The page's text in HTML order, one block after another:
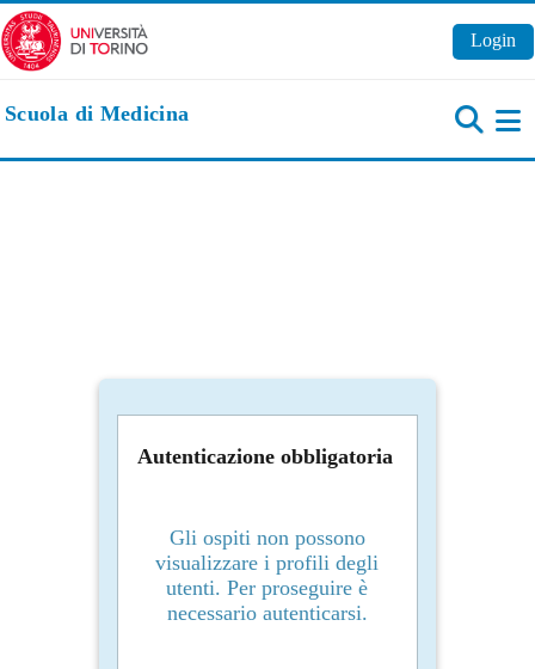
Vai al contenuto principale
Login
Scuola di Medicina
Autenticazione obbligatoria
Gli ospiti non possono
visualizzare i profili degli
utenti. Per proseguire è
necessario autenticarsi.